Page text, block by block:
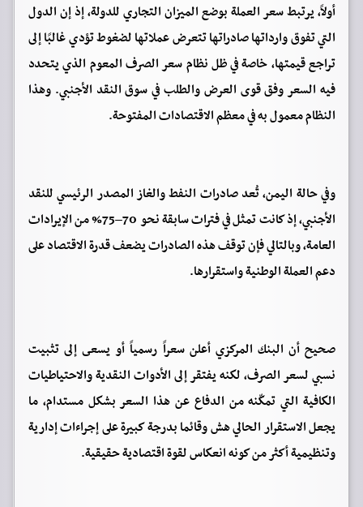
أولاً، يرتبط سعر العملة بوضع الميزان التجاري للدولة، إذ إن الدول
التي تفوق وارداتها صادراتها تتعرض عملاتها لضغوط تؤدي غالبًا إلى
تراجع قيمتها، خاصة في ظل نظام سعر الصرف المعوم الذي يتحدد
فيه السعر وفق قوى العرض والطلب في سوق النقد الأجنبي. وهذا
النظام معمول به في معظم الاقتصادات المفتوحة.
وفي حالة اليمن، تُعد صادرات النفط والغاز المصدر الرئيسي للنقد
الأجنبي، إذ كانت تمثل في فترات سابقة نحو 70–75% من الإيرادات
العامة، وبالتالي فإن توقف هذه الصادرات يضعف قدرة الاقتصاد على
دعم العملة الوطنية واستقرارها.
صحيح أن البنك المركزي أعلن سعراً رسمياً أو يسعى إلى تثبيت
نسبي لسعر الصرف، لكنه يفتقر إلى الأدوات النقدية والاحتياطيات
الكافية التي تمكّنه من الدفاع عن هذا السعر بشكل مستدام، ما
يجعل الاستقرار الحالي هش وقائما بدرجة كبيرة على إجراءات إدارية
وتنظيمية أكثر من كونه انعكاس لقوة اقتصادية حقيقية.